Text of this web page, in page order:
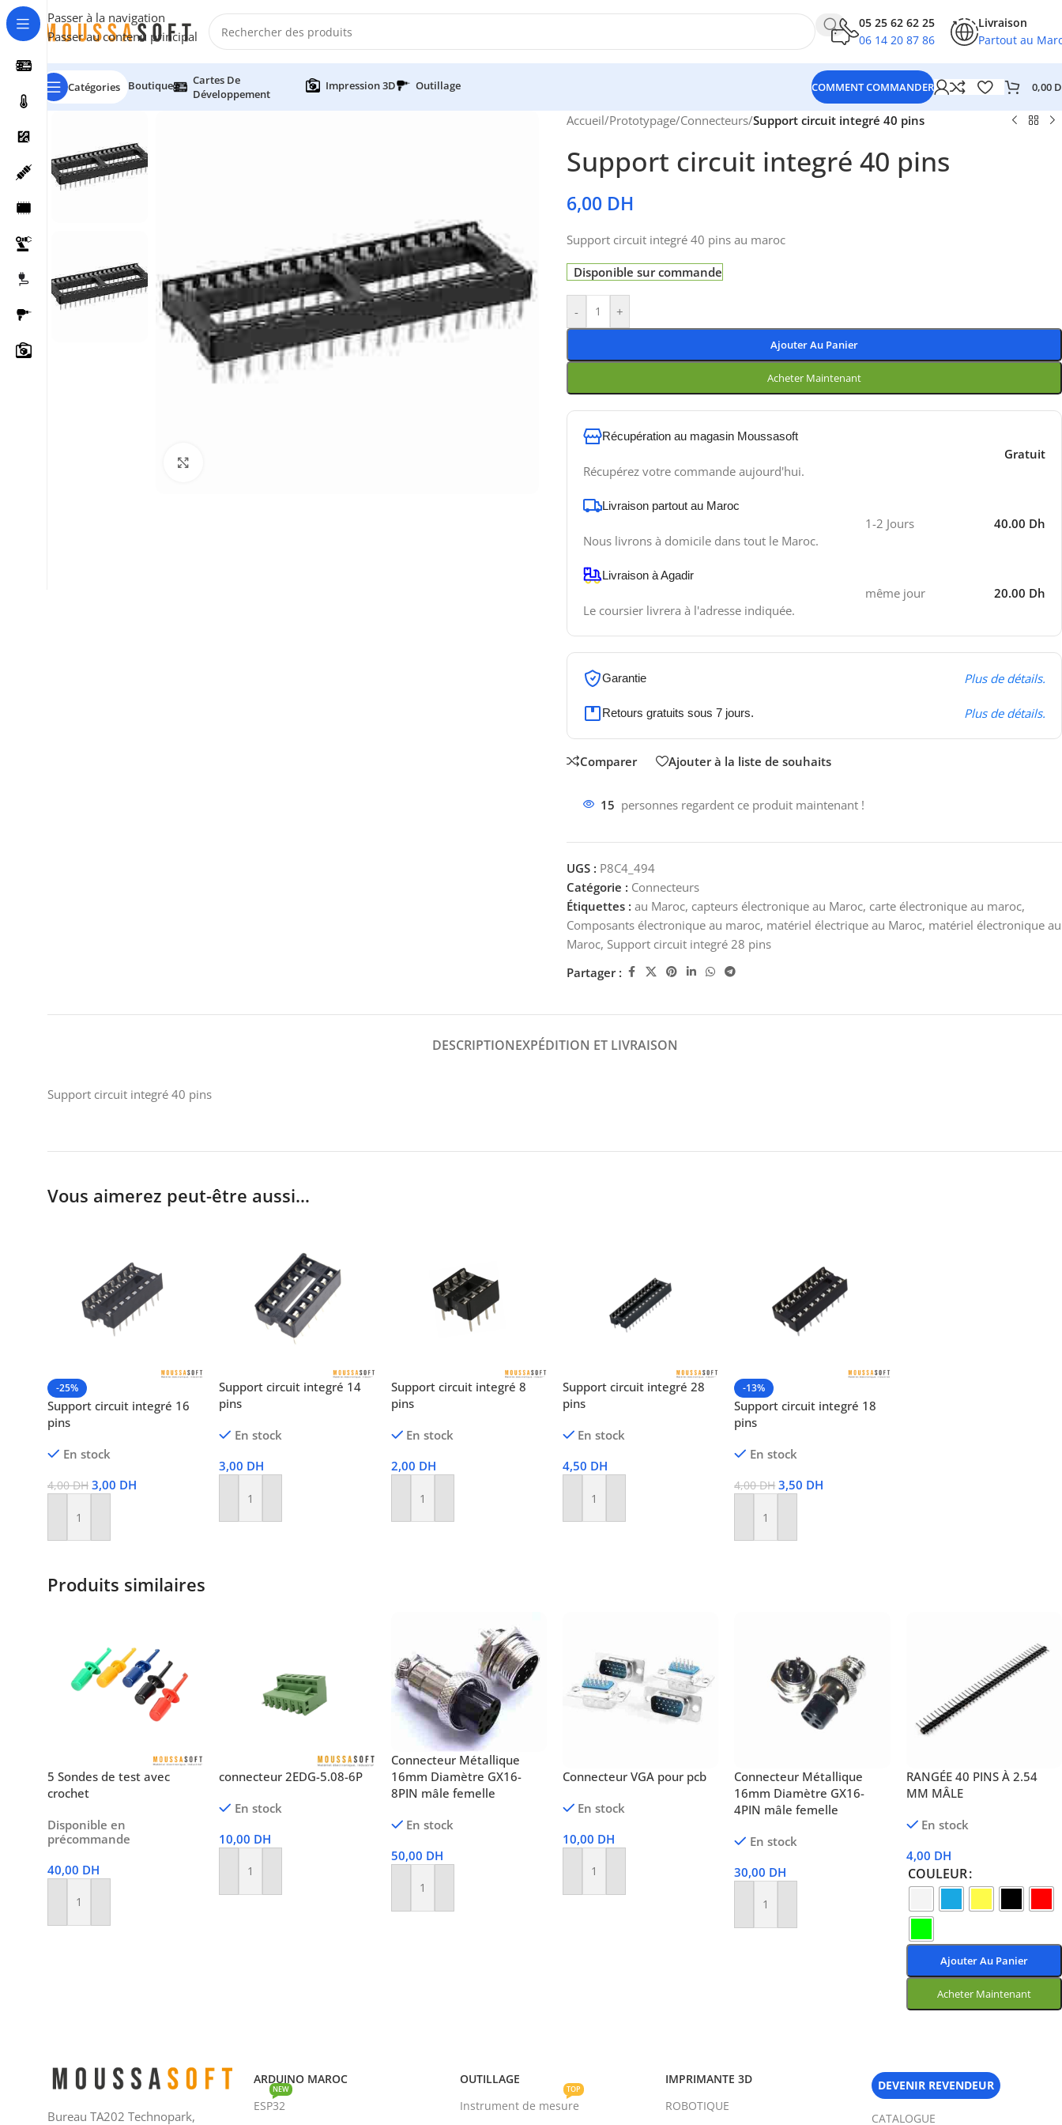
Passer à la navigation
Passer au contenu principal
05 25 62 62 25
06 14 20 87 86
Livraison
Partout au
Catégories Boutique
Cartes De
Développement
Impression 3D Outillage COMMENT COMMANDER 0,00
Accueil/Prototypage/Connecteurs/Support circuit integré 40 pins
Support circuit integré 40 pins
6,00 DH
Support circuit integré 40 pins au maroc
Disponible sur commande
- +
Ajouter Au Panier
Acheter Maintenant
Récupération au magasin Moussasoft
Récupérez votre commande aujourd'hui.
Gratuit
Livraison partout au Maroc
Nous livrons à domicile dans tout le Maroc.
1-2 Jours 40.00 Dh
Livraison à Agadir
Le coursier livrera à l'adresse indiquée.
même jour 20.00 Dh
Garantie Plus de détails.
Retours gratuits sous 7 jours. Plus de détails.
Comparer Ajouter à la liste de souhaits
15 personnes regardent ce produit maintenant !
UGS : P8C4_494
Catégorie : Connecteurs
Étiquettes : au Maroc, capteurs électronique au Maroc, carte électronique au maroc,
Composants électronique au maroc, matériel électrique au Maroc, matériel électronique au
Maroc, Support circuit integré 28 pins
Partager :
DESCRIPTIONEXPÉDITION ET LIVRAISON
Support circuit integré 40 pins
Vous aimerez peut-être aussi…
-25%
Support circuit integré 16
pins
En stock
4,00DH 3,00 DH
Ajouter Au Panier
Support circuit integré 14
pins
En stock
3,00 DH
Ajouter Au Panier
Support circuit integré 8
pins
En stock
2,00 DH
Ajouter Au Panier
Support circuit integré 28
pins
En stock
4,50 DH
Ajouter Au Panier
-13%
Support circuit integré 18
pins
En stock
4,00DH 3,50 DH
Ajouter Au Panier
Produits similaires
5 Sondes de test avec
crochet
Disponible en
précommande
40,00 DH
Ajouter Au Panier
connecteur 2EDG-5.08-6P
En stock
10,00 DH
Ajouter Au Panier
Connecteur Métallique
16mm Diamètre GX16-
8PIN mâle femelle
En stock
50,00 DH
Ajouter Au Panier
Connecteur VGA pour pcb
En stock
10,00 DH
Ajouter Au Panier
Connecteur Métallique
16mm Diamètre GX16-
4PIN mâle femelle
En stock
30,00 DH
Ajouter Au Panier
RANGÉE 40 PINS À 2.54
MM MÂLE
En stock
4,00 DH
COULEUR
Ajouter Au Panier
Acheter Maintenant
Bureau TA202 Technopark,
ARDUINO MAROC
ESP32
NEW
OUTILLAGE
Instrument de mesure
TOP
IMPRIMANTE 3D
ROBOTIQUE
DEVENIR REVENDEUR
CATALOGUE